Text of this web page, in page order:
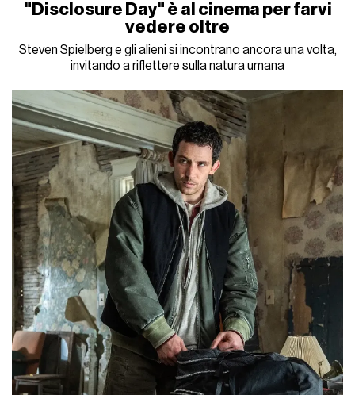
"Disclosure Day" è al cinema per farvi
vedere oltre
Steven Spielberg e gli alieni si incontrano ancora una volta,
invitando a riflettere sulla natura umana